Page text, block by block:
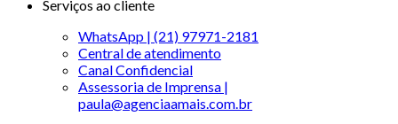
Serviços ao cliente
WhatsApp | (21) 97971-2181
Central de atendimento
Canal Confidencial
Assessoria de Imprensa |
paula@agenciaamais.com.br